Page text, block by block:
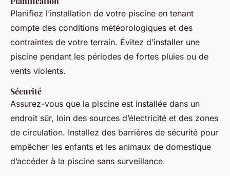
Planifiez l’installation de votre piscine en tenant
compte des conditions météorologiques et des
contraintes de votre terrain. Évitez d’installer une
piscine pendant les périodes de fortes pluies ou de
vents violents.
Sécurité
Assurez-vous que la piscine est installée dans un
endroit sûr, loin des sources d’électricité et des zones
de circulation. Installez des barrières de sécurité pour
empêcher les enfants et les animaux de domestique
d’accéder à la piscine sans surveillance.